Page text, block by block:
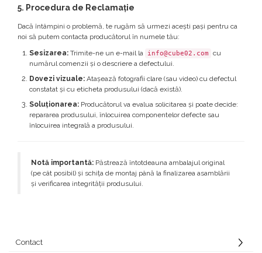
5. Procedura de Reclamație
Dacă întâmpini o problemă, te rugăm să urmezi acești pași pentru ca
noi să putem contacta producătorul în numele tău:
Sesizarea: Trimite-ne un e-mail la info@cube02.com
cu
numărul comenzii și o descriere a defectului.
Dovezi vizuale: Atașează fotografii clare (sau video) cu defectul
constatat și cu eticheta produsului (dacă există).
Soluționarea: Producătorul va evalua solicitarea și poate decide:
repararea produsului, înlocuirea componentelor defecte sau
înlocuirea integrală a produsului.
Notă importantă: Păstrează întotdeauna ambalajul original
(pe cât posibil) și schița de montaj până la finalizarea asamblării
și verificarea integrității produsului.
Contact